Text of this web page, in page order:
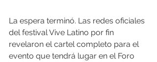
La espera terminó. Las redes oficiales
del festival Vive Latino por fin
revelaron el cartel completo para el
evento que tendrá lugar en el Foro